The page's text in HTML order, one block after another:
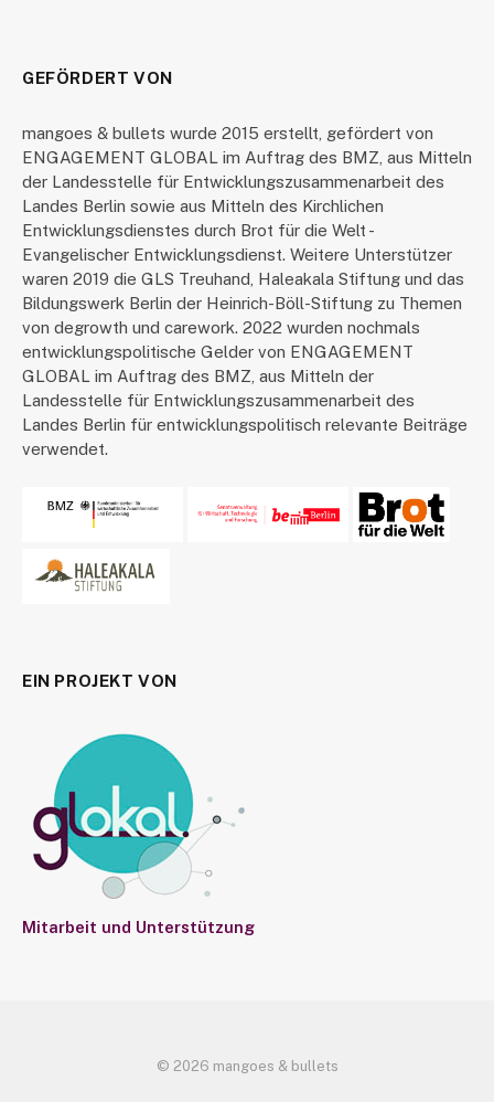
GEFÖRDERT VON
mangoes & bullets wurde 2015 erstellt, gefördert von
ENGAGEMENT GLOBAL im Auftrag des BMZ, aus Mitteln
der Landesstelle für Entwicklungszusammenarbeit des
Landes Berlin sowie aus Mitteln des Kirchlichen
Entwicklungsdienstes durch Brot für die Welt -
Evangelischer Entwicklungsdienst. Weitere Unterstützer
waren 2019 die GLS Treuhand, Haleakala Stiftung und das
Bildungswerk Berlin der Heinrich-Böll-Stiftung zu Themen
von degrowth und carework. 2022 wurden nochmals
entwicklungspolitische Gelder von ENGAGEMENT
GLOBAL im Auftrag des BMZ, aus Mitteln der
Landesstelle für Entwicklungszusammenarbeit des
Landes Berlin für entwicklungspolitisch relevante Beiträge
verwendet.
EIN PROJEKT VON
Mitarbeit und Unterstützung
© 2026 mangoes & bullets